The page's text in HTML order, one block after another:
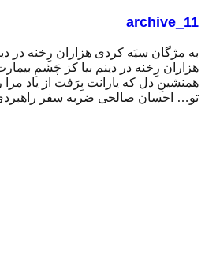
archive_11
به مژگان سیَه کردی هزاران رِخنه در
هزاران رِخنه در دینم بیا کز چَشمِ
همنشینِ دل که یارانت بِرَفت از یاد مرا
تو… احسان صالحی ضربه سفر